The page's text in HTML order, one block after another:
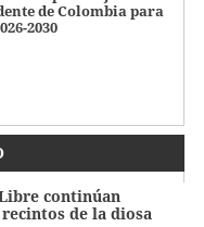
de Colombia para
2030
continúan
de la diosa